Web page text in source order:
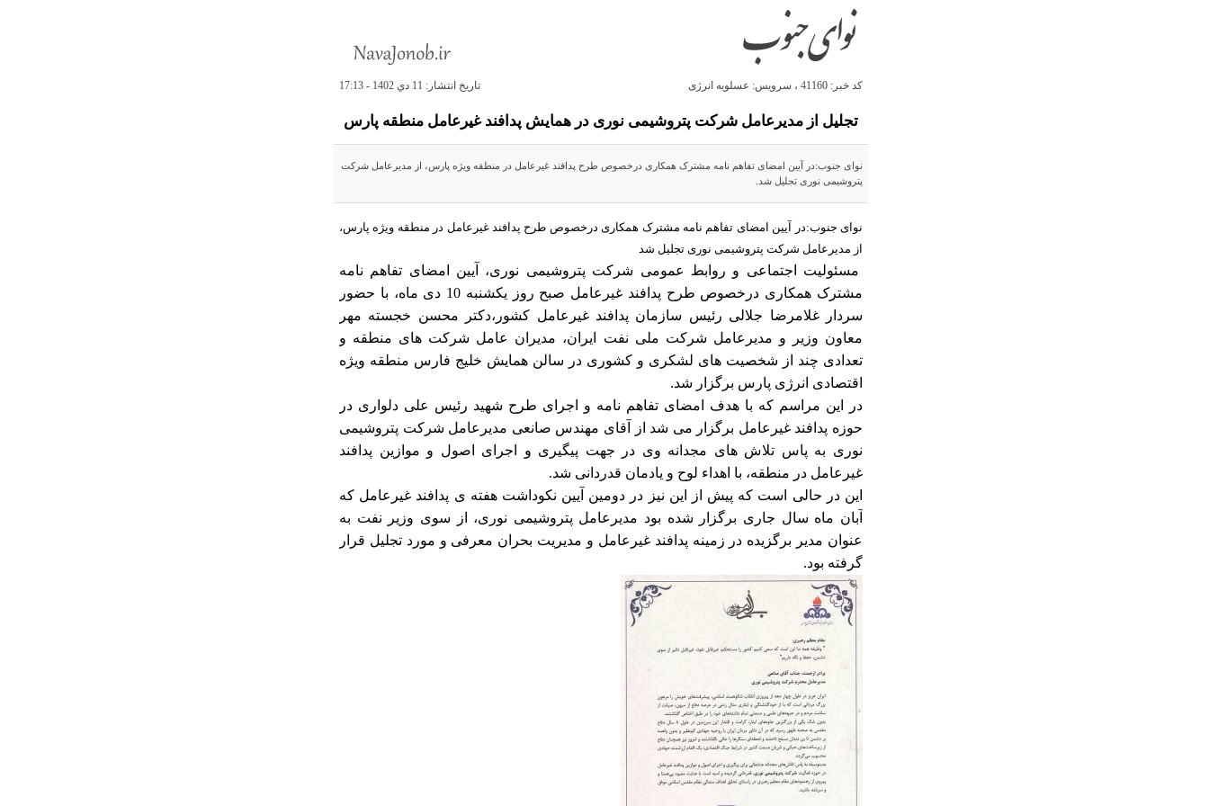
کد خبر: 41160 ، سرويس: عسلویه انرژی تاريخ انتشار: 11 دي 1402 - 17:13
تجلیل از مدیرعامل شرکت پتروشیمی نوری در همایش پدافند غیرعامل منطقه پارس
نوای جنوب:در آیین امضای تفاهم نامه مشترک همکاری درخصوص طرح پدافند غیرعامل در منطقه ویژه پارس، از مدیرعامل شرکت
پتروشیمی نوری تجلیل شد.
نوای جنوب:در آیین امضای تفاهم نامه مشترک همکاری درخصوص طرح پدافند غیرعامل در منطقه ویژه پارس،
از مدیرعامل شرکت پتروشیمی نوری تجلیل شد
مسئولیت اجتماعی و روابط عمومی شرکت پتروشیمی نوری، آیین امضای تفاهم نامه
مشترک همکاری درخصوص طرح پدافند غیرعامل صبح روز یکشنبه 10 دی ماه، با حضور
سردار غلامرضا جلالی رئیس سازمان پدافند غیرعامل کشور،دکتر محسن خجسته‌ مهر
معاون وزیر و مدیرعامل شرکت ملی نفت ایران، مدیران عامل شرکت های منطقه و
تعدادی چند از شخصیت های لشکری و کشوری در سالن همایش خلیج فارس منطقه ویژه
اقتصادی انرژی پارس برگزار شد.
در این مراسم که با هدف امضای تفاهم نامه و اجرای طرح شهید رئیس علی دلواری در
حوزه پدافند غیرعامل برگزار می شد از آقای مهندس صانعی مدیرعامل شرکت پتروشیمی
نوری به پاس تلاش های مجدانه وی در جهت پیگیری و اجرای اصول و موازین پدافند
غیرعامل در منطقه، با اهداء لوح و یادمان قدردانی شد.
این در حالی است که پیش از این نیز در دومین آیین نکوداشت هفته ی پدافند غیرعامل که
آبان ماه سال جاری برگزار شده بود مدیرعامل پتروشیمی نوری، از سوی وزیر نفت به
عنوان مدیر برگزیده در زمینه پدافند غیرعامل و مدیریت بحران معرفی و مورد تجلیل قرار
گرفته بود.